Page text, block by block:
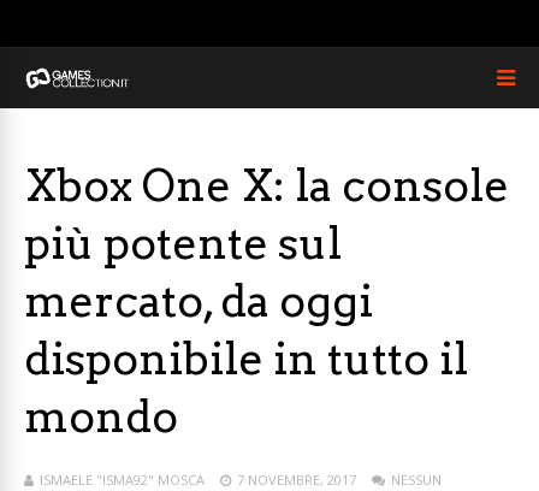
Xbox One X: la console
più potente sul
mercato, da oggi
disponibile in tutto il
mondo
ISMAELE "ISMA92" MOSCA 7 NOVEMBRE, 2017
NESSUN